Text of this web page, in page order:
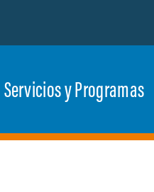
Servicios y Programas